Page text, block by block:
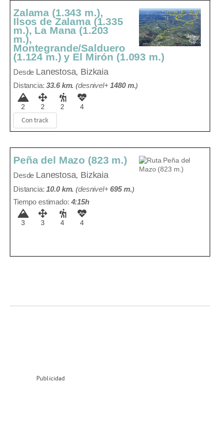
Zalama (1.343 m.),
Ilsos de Zalama (1.335
m.), La Mana (1.203
m.),
Montegrande/Salduero
(1.124 m.) y El Mirón (1.093 m.)
Desde Lanestosa, Bizkaia
Distancia:33.6 km. (desnivel+1480 m.)
2 2 2 4
Con track
Peña del Mazo (823 m.)
Desde Lanestosa, Bizkaia
Distancia:10.0 km. (desnivel+695 m.)
Tiempo estimado: 4:15h
3 3 4 4
Publicidad